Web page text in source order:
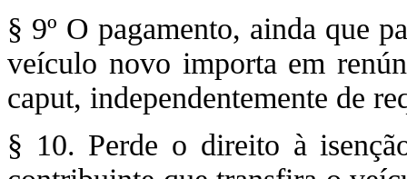
§ 9º O pagamento, ainda que
veículo novo importa em
caput, independentemente de
§ 10. Perde o direito à